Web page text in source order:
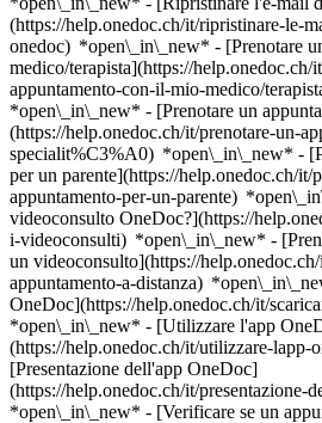
(https://help.onedoc.ch/it/ripristinare-le-
onedoc) *open\_in\_new* - [Prenotare
medico/terapista](https://help.onedoc.ch/
appuntamento-con-il-mio-medico/
*open\_in\_new* - [Prenotare un
(https://help.onedoc.ch/it/prenotare-un-
specialit%C3%A0) *open\_in\_new* -
per un parente](https://help.onedoc.ch/it/
appuntamento-per-un-parente)
videoconsulto OneDoc?](https://
i-videoconsulti) *open\_in\_new* -
un videoconsulto](https://
appuntamento-a-distanza)
OneDoc](https://help.onedoc.ch/it/
*open\_in\_new* - [Utilizzare l'app
(https://help.onedoc.ch/it/utilizzare-
[Presentazione dell'app OneDoc]
(https://help.onedoc.ch/it/presentazione-
*open\_in\_new* - [Verificare se un appuntamento è confermato](https://help.onedoc.ch/it/verificare-se-un-appuntamento-%C3%A8-confermato) *open\_in\_new* - [Annullare un appuntamento prenotato online su OneDoc](https://help.onedoc.ch/it/annullare-un-appuntamento-prenotato-online-su-onedoc) *open\_in\_new* - [Non ho ricevuto la conferma dell'appuntamento](https://help.onedoc.ch/it/non-ho-ricevuto-la-conferma-dellappuntamento) *open\_in\_new* [Vedi tutti i nostri articoli *open\_in\_new*](https://help.onedoc.ch/it/) close ## Modifica la ricerca ![Casa con segno più che indica che la consultazione può essere effettuata in sede](https://www.onedoc.ch/assets/images/icons/on-site.svg) In loco ![Fotocamera con simbolo play che indica che la consultazione può essere effettuata a distanza in video](https://www.onedoc.ch/assets/images/icons/remote.svg) A distanza Cerca #### Specialità #### Professionisti #### Istituti edit Acne a Baar tune Filtra per Nuovo paziente*keyboard\_arrow\_down* - Accettato*check\_circle* Lingua parlata*keyboard\_arrow\_down* - Albanese*check\_circle* - Francese*check\_circle* - Greco*check\_circle* - Inglese*check\_circle* - Italiano*check\_circle* - Macedone*check\_circle* - Portoghese*check\_circle* - Serbo*check\_circle* - Spagnolo*check\_circle* - Tedesco*check\_circle* - Turco*check\_circle* - Ungherese*check\_circle* Sesso*keyboard\_arrow\_down* - Donna*check\_circle* - Uomo*check\_circle* Rete*keyboard\_arrow\_down* - mediX*check\_circle* - Medbase*check\_circle* Disponibilità*keyboard\_arrow\_down* - Disponibile oggi*check\_circle* - Entro i prossimi 3 giorni*check\_circle* - Entro i prossimi 7 giorni*check\_circle* - Entro i prossimi 14 giorni*check\_circle* # __Acne__ a __Baar__: prenota il tuo appuntamento online oggi ## 4 risultati a Baar [![Dipl. med. Adrian Tun-Kyi, medico assistente in dermatologia e venereologia a Baar](https://assets.onedoc.ch/images/users/68f6b61bbdce40c964dba9b6af76338e979f5fef100228054959361f7eebb519-small.png "Dipl. med. Adrian Tun-Kyi, medico assistente in dermatologia e venereologia a Baar")](https://www.onedoc.ch/it/dermatologo/baar/pc4yz/dipl-med-adrian-tun-kyi) ### [Dipl. med. Adrian Tun-Kyi](https://www.onedoc.ch/it/dermatologo/baar/pc4yz/dipl-med-adrian-tun-kyi) ![Badge che indica un profilo verificato](https://www.onedoc.ch/assets/images/icons/checkmark.svg) [Medico assistente in dermatologia e venereologia](https://www.onedoc.ch/it/dermatologo/baar) [sweet skin Hautzentrum Baar](https://www.onedoc.ch/it/studio-medico-associato/baar/ebaae/sweet-skin-hautzentrum-baar) Grabenstrasse 2 6340 Baar ![Icona paziente con segno più che indica che il professionista accetta nuovi pazienti](https://www.onedoc.ch/assets/images/icons/new-patients.svg)Accetta nuovi pazienti [Prenota un appuntamento](https://www.onedoc.ch/it/dermatologo/baar/pc4yz/dipl-med-adrian-tun-kyi) Competenze: Acne, [Allergia | AllergoTest | Controllo allergie](https://www.onedoc.ch/it/allergia-allergotest-controllo-allergie/baar), [Controllo della pelle](https://www.onedoc.ch/it/controllo-della-pelle/baar), [Verruche](https://www.onedoc.ch/it/verruche/baar)Vedi di più *chevron\_left* mer 05 ago *chevron\_right* Vedi più appuntamenti *error\_outline* Si è verificato un errore durante il caricamento della disponibilità [Riprova](https://www.onedoc.ch) Competenze: Acne, [Allergia | AllergoTest | Controllo allergie](https://www.onedoc.ch/it/allergia-allergotest-controllo-allergie/baar), [Controllo della pelle](https://www.onedoc.ch/it/controllo-della-pelle/baar), [Verruche](https://www.onedoc.ch/it/verruche/baar)Vedi di più [![Dr.ssa Valentina Bänninger, dermatologa a Baar](https://assets.onedoc.ch/images/users/bb2961db35deb650afe5633609857b96d162383483a5917269d1a0df48562ec7-small.jpg "Dr.ssa Valentina Bänninger, dermatologa a Baar")](https://www.onedoc.ch/it/dermatologa/baar/pcrig/dr-valentina-banninger) ### [Dr.ssa Valentina Bänninger](https://www.onedoc.ch/it/dermatologa/baar/pcrig/dr-valentina-banninger) ![Badge che indica un profilo verificato](https://www.onedoc.ch/assets/images/icons/checkmark.svg) [Dermatologa](https://www.onedoc.ch/it/dermatologo/baar) [sweet skin Hautzentrum Baar](https://www.onedoc.ch/it/studio-medico-associato/baar/ebaae/sweet-skin-hautzentrum-baar) Grabenstrasse 2 6340 Baar ![Icona paziente con segno più che indica che il professionista accetta nuovi pazienti](https://www.onedoc.ch/assets/images/icons/new-patients.svg)Accetta nuovi pazienti [Prenota un appuntamento](https://www.onedoc.ch/it/dermatologa/baar/pcrig/dr-valentina-banninger) Competenze: Acne, [Allergia | AllergoTest | Controllo allergie](https://www.onedoc.ch/it/allergia-allergotest-controllo-allergie/baar), [Laser estetico](https://